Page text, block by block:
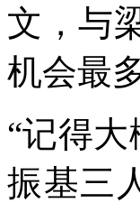
文，与
机会最
“记得
振基三